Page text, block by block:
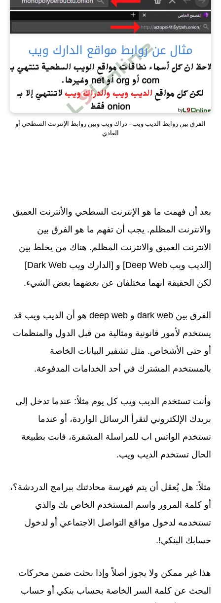
الفرق بين روابط الديب ويب - دراك ويب وبين روابط الإنترنت السطحي أو
العادي
بعد أن فهمت ما هو الإنترنت السطحي والأنترنت العميق
والانترنت المظلم. يجب أن تفهم ما هو الفرق بين
الانترنت العميق والانترنت المظلم. هناك من يخلط بين
[الديب ويب Deep Web] و [الدارك ويب Dark Web]
لكن الحقيقة انهما مختلفان عن بعضهما بعض الشيء.
الفرق بين dark web و deep web هو أن الديب ويب قد
يستخدم لأمور قانونية ومثالية من قبل الدول والمنظمات
أو حتى الأشخاص. مثل تشفير البيانات الخاصة
بالمستخدم المشترك في أحد الخدامات المدفوعة.
وأنت تستخدم الديب ويب كل يوم مثلاً: عندما تدخل إلى
بريدك الإلكتروني لتقرأ الرسائل الواردة، أو عندما
تستخدم الواتس اب للمراسلة المشفرة، فانت بطبيعة
الحال تستخدم الديب ويب.
مثلاً: هل يُعقل أن يتم فهرسة محادثتك ببرامج الدردشة؟،
أو كلمة المرور واسم المستخدم الخاص بك والذي
تستخدمه لدخول مواقع التواصل الاجتماعي أو لدخول
حسابك البنكي!.
هذا غير ممكن ولا يجوز أصلاً وإذا بحثت ضمن محركات
البحث عن كلمة السر الخاصة بحساب بنكي أو حساب